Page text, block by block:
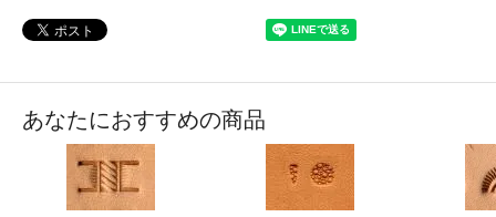
あなたにおすすめの商品